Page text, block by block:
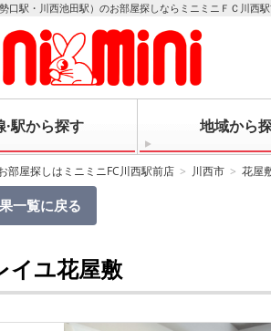
口駅・川西池田駅）のお部屋探しならミニミニＦＣ川西
·駅から探す 地域から
部屋探しはミニミニFC川西駅前店 川西市 花屋
一覧に戻る
イユ花屋敷